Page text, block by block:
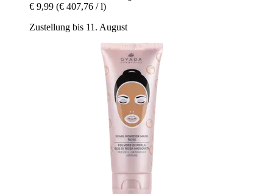
€ 9,99 (€ 407,76 / l)
Zustellung bis 11. August